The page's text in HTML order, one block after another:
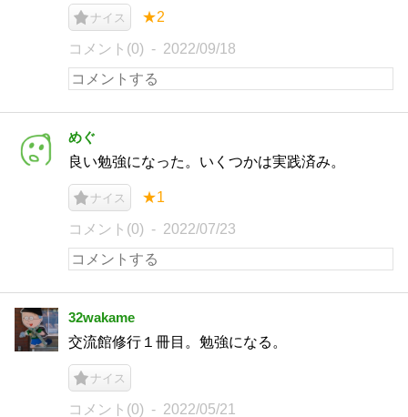
ナイス ★2
コメント(0) 2022/09/18
めぐ
良い勉強になった。いくつかは実践済み。
ナイス ★1
コメント(0) 2022/07/23
32wakame
交流館修行１冊目。勉強になる。
ナイス
コメント(0) 2022/05/21